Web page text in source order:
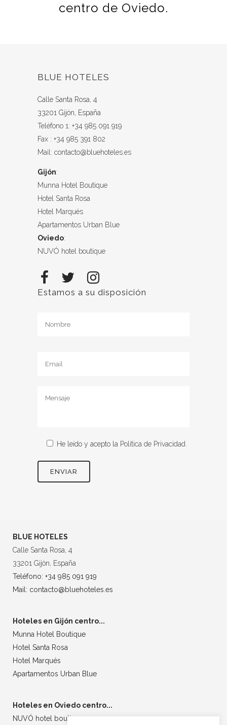
centro de Oviedo.
BLUE HOTELES
Calle Santa Rosa, 4
33201 Gijón, España
Teléfono 1: +34 985 091 919
Fax : +34 985 391 802
Mail: contacto@bluehoteles.es
Gijón:
Munna Hotel Boutique
Hotel Santa Rosa
Hotel Marqués
Apartamentos Urban Blue
Oviedo:
NUVÓ hotel boutique
Estamos a su disposición
He leído y acepto la Política de Privacidad.
BLUE HOTELES
Calle Santa Rosa, 4
33201 Gijón, España
Teléfono: +34 985 091 919
Mail: contacto@bluehoteles.es
Hoteles en Gijón centro...
Munna Hotel Boutique
Hotel Santa Rosa
Hotel Marqués
Apartamentos Urban Blue
Hoteles en Oviedo centro...
NUVÓ hotel boutique